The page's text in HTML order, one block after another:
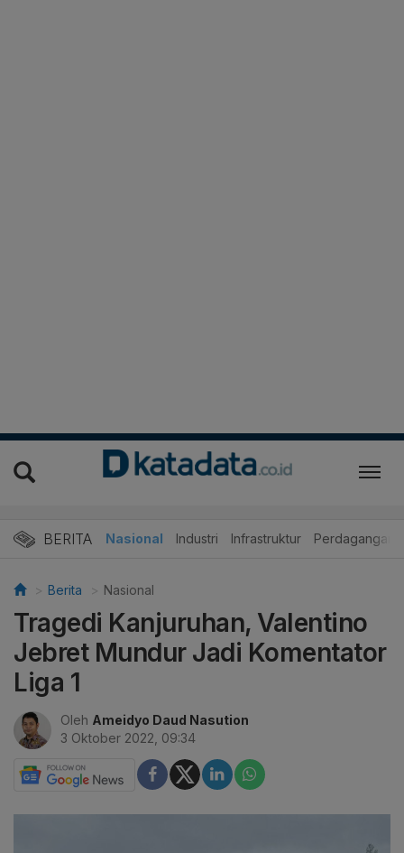
BERITA Nasional Industri Infrastruktur Perdagangan
Berita Nasional
Tragedi Kanjuruhan, Valentino
Jebret Mundur Jadi Komentator
Liga 1
Oleh Ameidyo Daud Nasution
3 Oktober 2022, 09:34